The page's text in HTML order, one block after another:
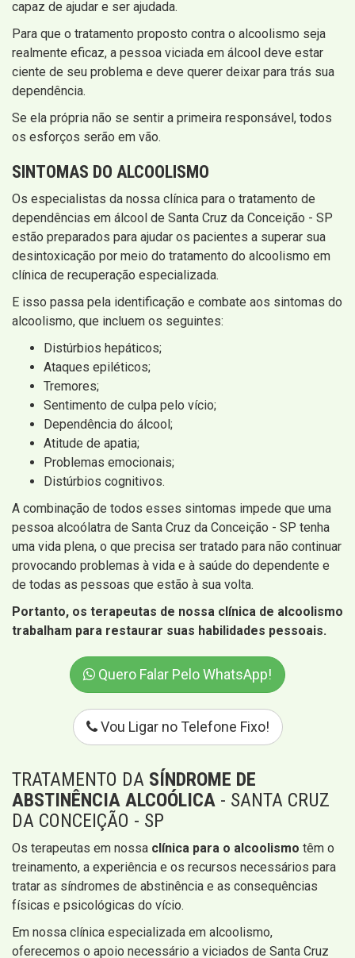
capaz de ajudar e ser ajudada.
Para que o tratamento proposto contra o alcoolismo seja
realmente eficaz, a pessoa viciada em álcool deve estar
ciente de seu problema e deve querer deixar para trás sua
dependência.
Se ela própria não se sentir a primeira responsável, todos
os esforços serão em vão.
SINTOMAS DO ALCOOLISMO
Os especialistas da nossa clínica para o tratamento de
dependências em álcool de Santa Cruz da Conceição - SP
estão preparados para ajudar os pacientes a superar sua
desintoxicação por meio do tratamento do alcoolismo em
clínica de recuperação especializada.
E isso passa pela identificação e combate aos sintomas do
alcoolismo, que incluem os seguintes:
Distúrbios hepáticos;
Ataques epiléticos;
Tremores;
Sentimento de culpa pelo vício;
Dependência do álcool;
Atitude de apatia;
Problemas emocionais;
Distúrbios cognitivos.
A combinação de todos esses sintomas impede que uma
pessoa alcoólatra de Santa Cruz da Conceição - SP tenha
uma vida plena, o que precisa ser tratado para não continuar
provocando problemas à vida e à saúde do dependente e
de todas as pessoas que estão à sua volta.
Portanto, os terapeutas de nossa clínica de alcoolismo
trabalham para restaurar suas habilidades pessoais.
Quero Falar Pelo WhatsApp!
Vou Ligar no Telefone Fixo!
TRATAMENTO DA SÍNDROME DE
ABSTINÊNCIA ALCOÓLICA - SANTA CRUZ
DA CONCEIÇÃO - SP
Os terapeutas em nossa clínica para o alcoolismo têm o
treinamento, a experiência e os recursos necessários para
tratar as síndromes de abstinência e as consequências
físicas e psicológicas do vício.
Em nossa clínica especializada em alcoolismo,
oferecemos o apoio necessário a viciados de Santa Cruz